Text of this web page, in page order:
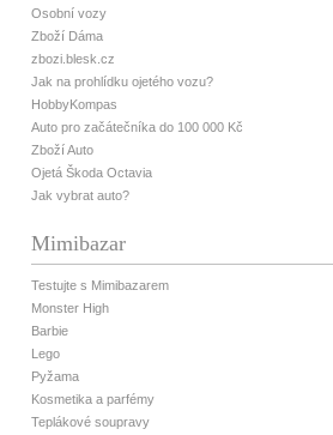
Osobní vozy
Zboží Dáma
zbozi.blesk.cz
Jak na prohlídku ojetého vozu?
HobbyKompas
Auto pro začátečníka do 100 000 Kč
Zboží Auto
Ojetá Škoda Octavia
Jak vybrat auto?
Mimibazar
Testujte s Mimibazarem
Monster High
Barbie
Lego
Pyžama
Kosmetika a parfémy
Teplákové soupravy